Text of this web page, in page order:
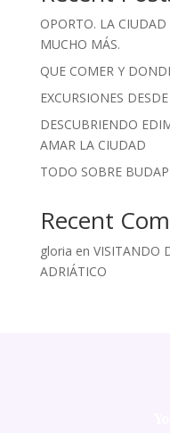
OPORTO. LA CIUDAD
MUCHO MÁS.
QUE COMER Y
EXCURSIONES
DESCUBRIENDO
AMAR LA CIUDAD
TODO SOBRE
Recent
gloria en VISITANDO
ADRIÁTICO